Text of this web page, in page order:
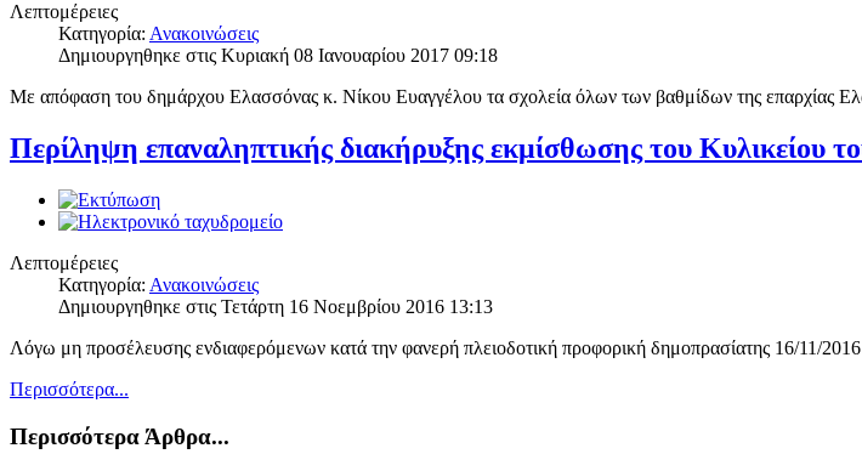
Λεπτομέρειες
Κατηγορία: Ανακοινώσεις
Δημιουργηθηκε στις Κυριακή 08 Ιανουαρίου 2017 09:18
Με απόφαση του δημάρχου Ελασσόνας κ. Νίκου Ευαγγέλου τα σχολεία όλων των βαθμίδων της επαρχίας
Περίληψη επαναληπτικής διακήρυξης εκμίσθωσης του
Λεπτομέρειες
Κατηγορία: Ανακοινώσεις
Δημιουργηθηκε στις Τετάρτη 16 Νοεμβρίου 2016 13:13
Λόγω μη προσέλευσης ενδιαφερόμενων κατά την φανερή πλειοδοτική προφορική δημοπρασίατης 16/11/
Περισσότερα...
Περισσότερα Άρθρα...